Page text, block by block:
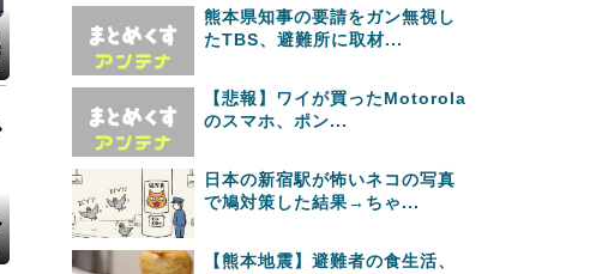
熊本県知事の要請をガン無視し
たTBS、避難所に取材...
【悲報】ワイが買ったMotorola
のスマホ、ポン...
日本の新宿駅が怖いネコの写真
で鳩対策した結果→ちゃ...
【熊本地震】避難者の食生活、